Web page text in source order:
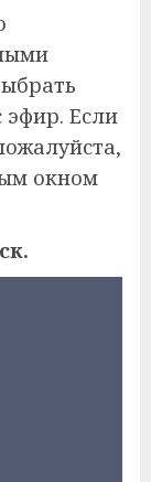
Если
окном